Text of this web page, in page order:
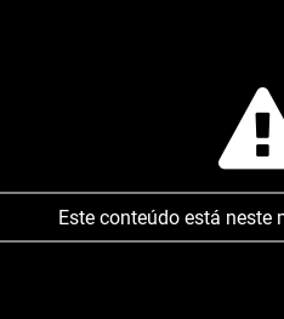
Este conteúdo está neste